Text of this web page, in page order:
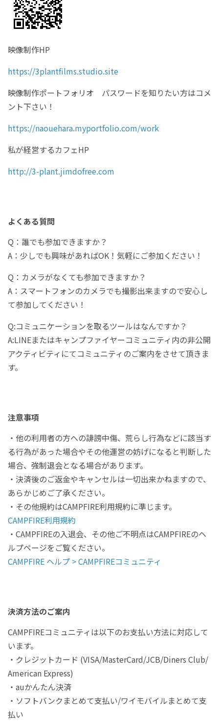
映像制作HP
https://3plantfilms.studio.site
映像制作ポートフォリオ パスワードを知りたい方はコメ
ント下さい！
https://naouehara.myportfolio.com/work
私が経営するカフェHP
http://3-plant.jimdofree.com
よくある質問
Q：誰でも参加できますか？
A：少しでも興味があればOK！気軽にご参加ください！
Q：カメラがなくても参加できますか？
A：スマートフォンのカメラでも撮影出来ますので安心し
て参加してください！
Q:コミュニケーションを取るツールはなんですか？
A:LINEまたはキャンプファイヤーコミュニティ内の非公開
アクティビティにてコミュニティのご案内をさせて頂きま
す。
注意事項
・他の利用者の方への誹謗中傷、荒らし行為などに該当す
る行為があった場合やその他運営の妨げになると判断した
場合、強制退会となる場合があります。
・決済後のご返金やキャンセルは一切出来かねますので、
あらかじめご了承ください。
・その他規約はCAMPFIRE利用規約に準じます。
CAMPFIRE利用規約
・CAMPFIREの入退会、その他ご不明点はCAMPFIREのヘ
ルプページをご覧ください。
CAMPFIRE ヘルプ > CAMPFIREコミュニティ
決済方法のご案内
CAMPFIREコミュニティは以下のお支払い方法に対応して
います。
・クレジットカード (VISA/MasterCard/JCB/Diners Club/
American Express)
・auかんたん決済
・ソフトバンクまとめて支払い/ワイモバイルまとめて支
払い